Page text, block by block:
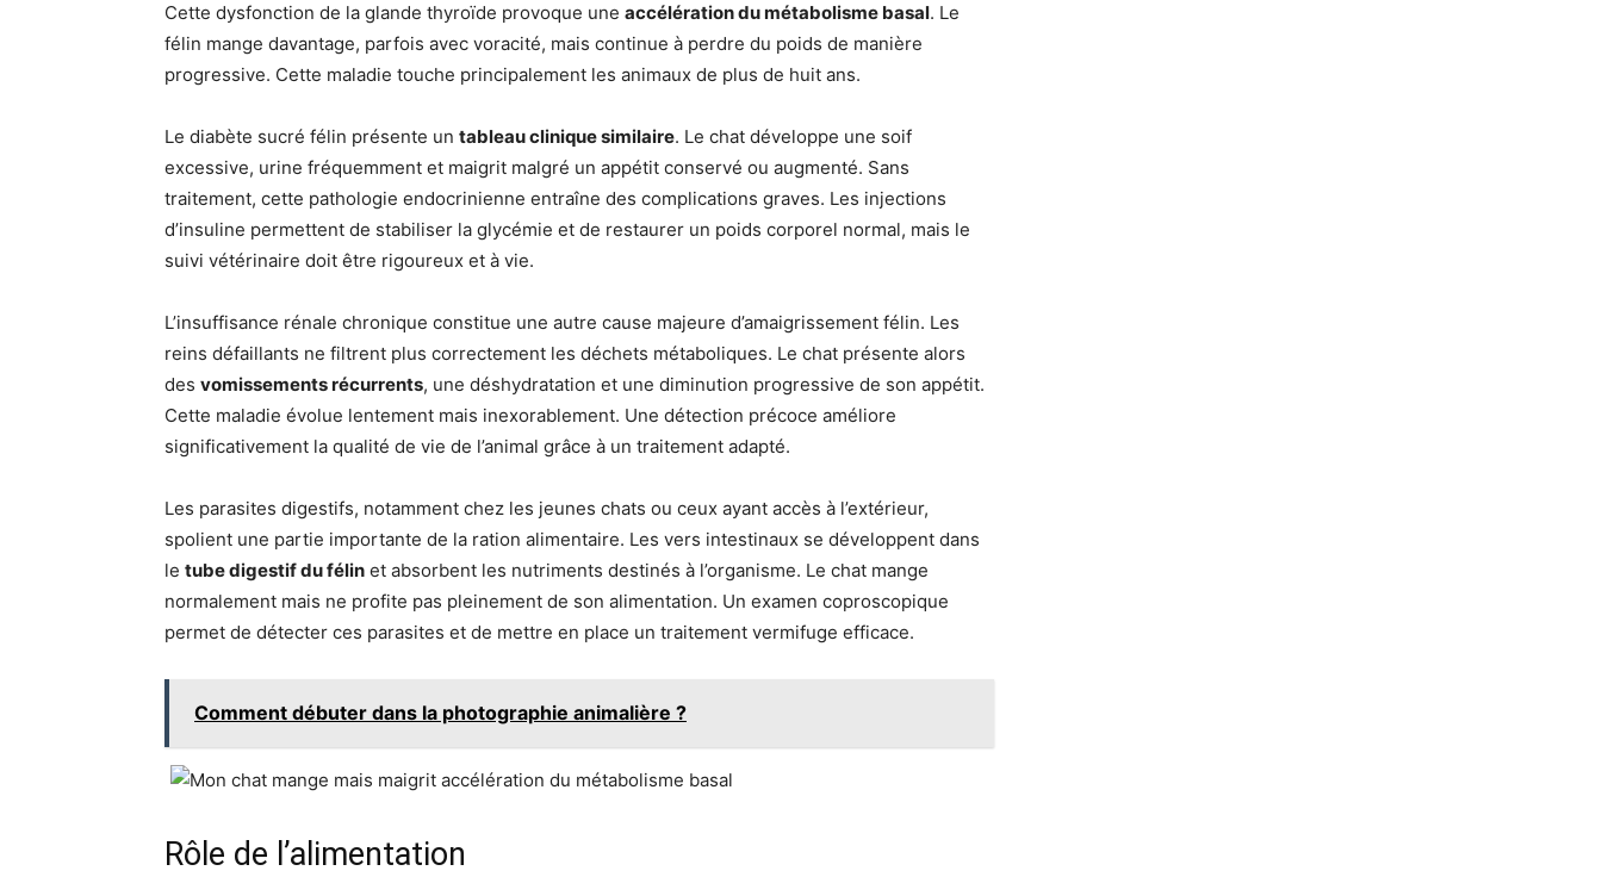
Cette dysfonction de la glande thyroïde provoque une accélération du métabolisme basal. Le
félin mange davantage, parfois avec voracité, mais continue à perdre du poids de manière
progressive. Cette maladie touche principalement les animaux de plus de huit ans.
Le diabète sucré félin présente un tableau clinique similaire. Le chat développe une soif
excessive, urine fréquemment et maigrit malgré un appétit conservé ou augmenté. Sans
traitement, cette pathologie endocrinienne entraîne des complications graves. Les injections
d’insuline permettent de stabiliser la glycémie et de restaurer un poids corporel normal, mais le
suivi vétérinaire doit être rigoureux et à vie.
L’insuffisance rénale chronique constitue une autre cause majeure d’amaigrissement félin. Les
reins défaillants ne filtrent plus correctement les déchets métaboliques. Le chat présente alors
des vomissements récurrents, une déshydratation et une diminution progressive de son appétit.
Cette maladie évolue lentement mais inexorablement. Une détection précoce améliore
significativement la qualité de vie de l’animal grâce à un traitement adapté.
Les parasites digestifs, notamment chez les jeunes chats ou ceux ayant accès à l’extérieur,
spolient une partie importante de la ration alimentaire. Les vers intestinaux se développent dans
le tube digestif du félin et absorbent les nutriments destinés à l’organisme. Le chat mange
normalement mais ne profite pas pleinement de son alimentation. Un examen coproscopique
permet de détecter ces parasites et de mettre en place un traitement vermifuge efficace.
Comment débuter dans la photographie animalière ?
Rôle de l’alimentation